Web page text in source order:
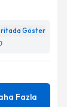
Göster
Fazla